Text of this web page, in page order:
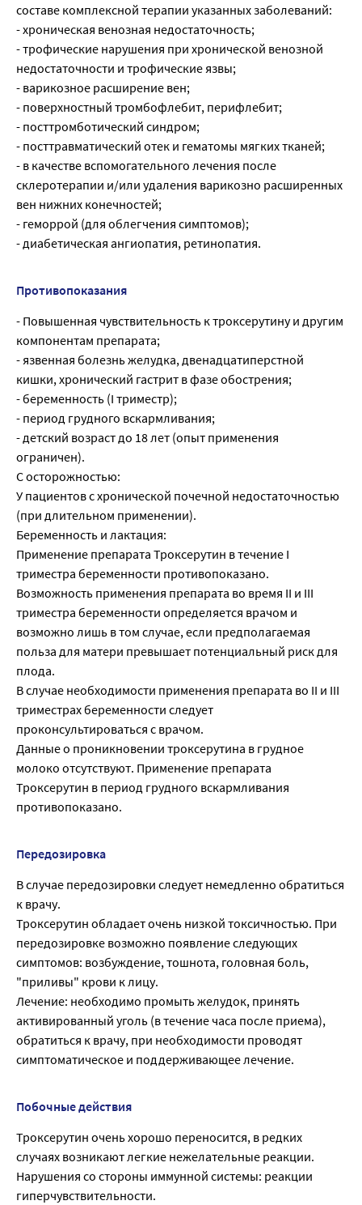
составе комплексной терапии указанных заболеваний:
- хроническая венозная недостаточность;
- трофические нарушения при хронической венозной
недостаточности и трофические язвы;
- варикозное расширение вен;
- поверхностный тромбофлебит, перифлебит;
- посттромботический синдром;
- посттравматический отек и гематомы мягких тканей;
- в качестве вспомогательного лечения после
склеротерапии и/или удаления варикозно расширенных
вен нижних конечностей;
- геморрой (для облегчения симптомов);
- диабетическая ангиопатия, ретинопатия.
Противопоказания
- Повышенная чувствительность к троксерутину и другим
компонентам препарата;
- язвенная болезнь желудка, двенадцатиперстной
кишки, хронический гастрит в фазе обострения;
- беременность (I триместр);
- период грудного вскармливания;
- детский возраст до 18 лет (опыт применения
ограничен).
С осторожностью:
У пациентов с хронической почечной недостаточностью
(при длительном применении).
Беременность и лактация:
Применение препарата Троксерутин в течение I
триместра беременности противопоказано.
Возможность применения препарата во время II и III
триместра беременности определяется врачом и
возможно лишь в том случае, если предполагаемая
польза для матери превышает потенциальный риск для
плода.
В случае необходимости применения препарата во II и III
триместрах беременности следует
проконсультироваться с врачом.
Данные о проникновении троксерутина в грудное
молоко отсутствуют. Применение препарата
Троксерутин в период грудного вскармливания
противопоказано.
Передозировка
В случае передозировки следует немедленно обратиться
к врачу.
Троксерутин обладает очень низкой токсичностью. При
передозировке возможно появление следующих
симптомов: возбуждение, тошнота, головная боль,
"приливы" крови к лицу.
Лечение: необходимо промыть желудок, принять
активированный уголь (в течение часа после приема),
обратиться к врачу, при необходимости проводят
симптоматическое и поддерживающее лечение.
Побочные действия
Троксерутин очень хорошо переносится, в редких
случаях возникают легкие нежелательные реакции.
Нарушения со стороны иммунной системы: реакции
гиперчувствительности.